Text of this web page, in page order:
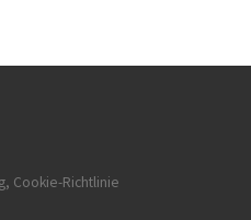
Cookie-Richtlinie